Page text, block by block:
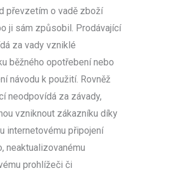
převzetím o vadě zboží
ji sám způsobil. Prodávající
za vady vzniklé
běžného opotřebení nebo
návodu k použití. Rovněž
neodpovídá za závady,
vzniknout zákazníku díky
internetovému připojení
neaktualizovanému
prohlížeči či